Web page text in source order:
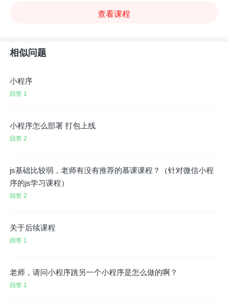
查看课程
相似问题
小程序
回答 1
小程序怎么部署 打包上线
回答 2
js基础比较弱，老师有没有推荐的慕课课程？（针对微信小程
序的js学习课程）
回答 2
关于后续课程
回答 1
老师，请问小程序跳另一个小程序是怎么做的啊？
回答 1